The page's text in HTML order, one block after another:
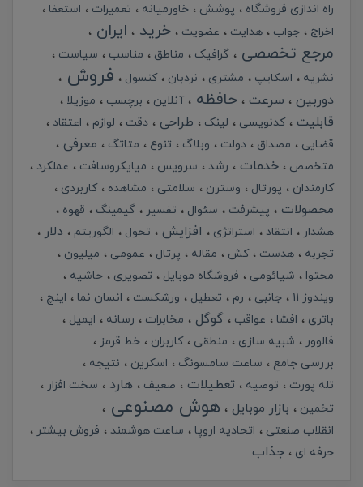
راه اندازی فروشگاه
پوشش خاورمیانه تعمیرات
استعفا
اخراج
جواب هدایت عضویت خرید
ایران
مرجع تخصصی
گرافیک مناطق مناسب
سیاست
نشریه
اسکایپ مشتری نردبان کنسول فروش
دوربین سرعت حافظه آنلاین برچسب موزیلا
قابلیت کدنویسی لینک طراحی دقت لوازم
اعتقاد
قضایی
مصداق دولت وبلاگ تنوع متاتگ معرفی
متخصص خدمات رشد سرویس میایکروسافت
عملکرد
کارمندان
پورتال وسترن سلامتی مشاهده کاربردی
محصولات پیشرفت سئوال تفسیر گیمینگ
قهوه
هشدار
انتقاد استراتژی افزایش تحول الگوریتم دلار
تجربه هدست کش مقاله پرتال عمومی
میلیون
محتوا
شیائومی فروشگاه موبایل تصویری
حاشیه
ویندوز 11
جانبی رم تعطیل ورشکست انسان نما
اینچ
باتری
افشا عواقب گوگل مخابرات رسانه
ایمیل
فالوور
شبیه سازی منطقی کاربران
خط قرمز
بررسی جامع
ساعت سامسونگ اسکرین
نتیجه
تله پورت
توصیه تعطیلات ضعیف هارد
سخت افزار
تخمین
بازار موبایل هوش مصنوعی
انقلاب صنعتی اتحادیه اروپا ساعت هوشمند
فروش بیشتر
حرفه ای
جذاب